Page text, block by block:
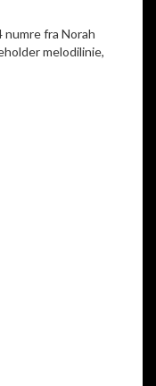
numre fra Norah
melodilinie,